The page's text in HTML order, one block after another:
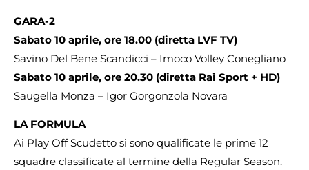
GARA-2
Sabato 10 aprile, ore 18.00 (diretta LVF TV)
Savino Del Bene Scandicci – Imoco Volley Conegliano
Sabato 10 aprile, ore 20.30 (diretta Rai Sport + HD)
Saugella Monza – Igor Gorgonzola Novara
LA FORMULA
Ai Play Off Scudetto si sono qualificate le prime 12
squadre classificate al termine della Regular Season.